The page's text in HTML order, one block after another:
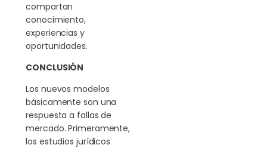
compartan
conocimiento,
experiencias y
oportunidades.
CONCLUSIÓN
Los nuevos modelos
básicamente son una
respuesta a fallas de
mercado. Primeramente,
los estudios jurídicos